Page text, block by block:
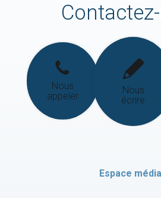
Nous
appeler
Nous
écrire
Espace